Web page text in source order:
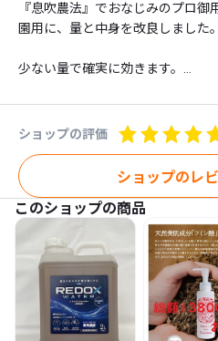
『息吹農法』でおなじみのプロ
園用に、量と中身を改良しました。
少ない量で確実に効きます。
お値段も面積当たりで他社を圧倒
（※ショップ表示価格は商品価格
家庭菜園で良いものを収穫するた
しいのが『土作り』です。
それがとっても簡単に出来てしま
当社のプロ向けメイン商品である
ショップの評価
ショップのレ
このショップの商品